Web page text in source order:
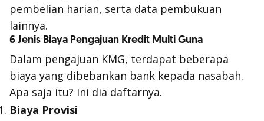
pembelian harian, serta data pembukuan
lainnya.
6 Jenis Biaya Pengajuan Kredit Multi Guna
Dalam pengajuan KMG, terdapat beberapa
biaya yang dibebankan bank kepada nasabah.
Apa saja itu? Ini dia daftarnya.
Biaya Provisi